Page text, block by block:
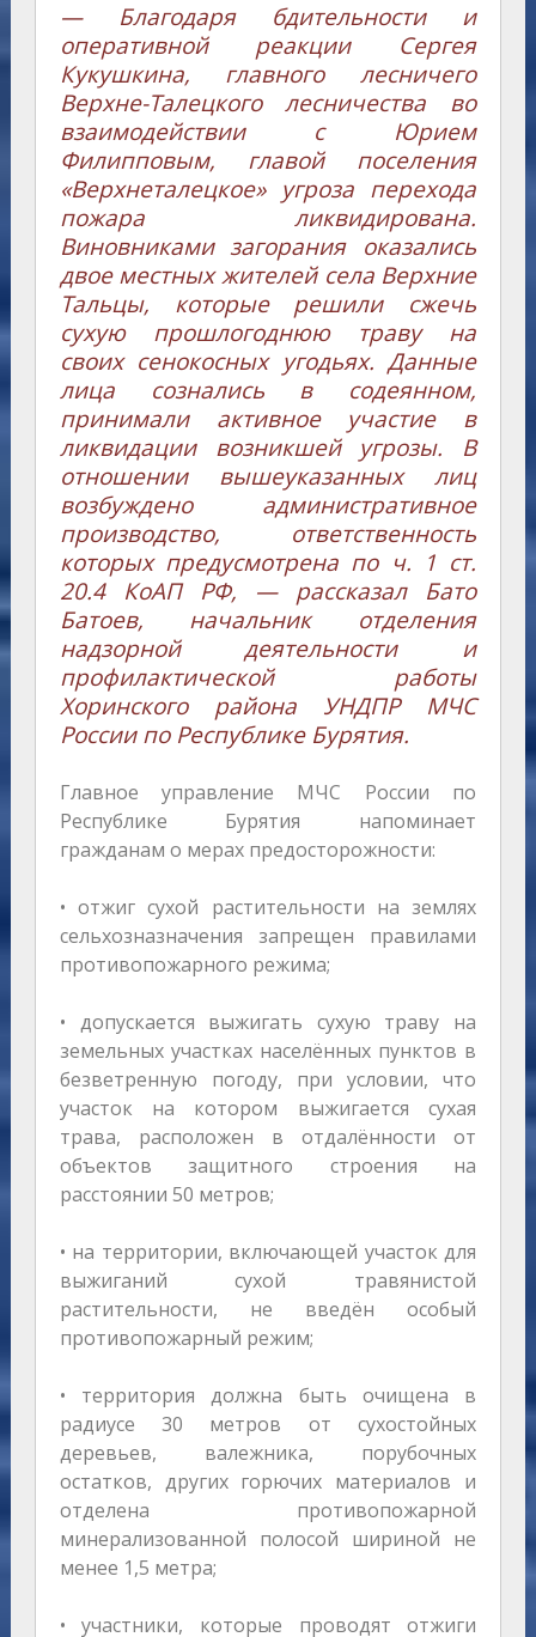
— Благодаря бдительности и
оперативной реакции Сергея
Кукушкина, главного лесничего
Верхне-Талецкого лесничества во
взаимодействии с Юрием
Филипповым, главой поселения
«Верхнеталецкое» угроза перехода
пожара ликвидирована.
Виновниками загорания оказались
двое местных жителей села Верхние
Тальцы, которые решили сжечь
сухую прошлогоднюю траву на
своих сенокосных угодьях. Данные
лица сознались в содеянном,
принимали активное участие в
ликвидации возникшей угрозы. В
отношении вышеуказанных лиц
возбуждено административное
производство, ответственность
которых предусмотрена по ч. 1 ст.
20.4 КоАП РФ, — рассказал Бато
Батоев, начальник отделения
надзорной деятельности и
профилактической работы
Хоринского района УНДПР МЧС
России по Республике Бурятия.
Главное управление МЧС России по
Республике Бурятия напоминает
гражданам о мерах предосторожности:
• отжиг сухой растительности на землях
сельхозназначения запрещен правилами
противопожарного режима;
• допускается выжигать сухую траву на
земельных участках населённых пунктов в
безветренную погоду, при условии, что
участок на котором выжигается сухая
трава, расположен в отдалённости от
объектов защитного строения на
расстоянии 50 метров;
• на территории, включающей участок для
выжиганий сухой травянистой
растительности, не введён особый
противопожарный режим;
• территория должна быть очищена в
радиусе 30 метров от сухостойных
деревьев, валежника, порубочных
остатков, других горючих материалов и
отделена противопожарной
минерализованной полосой шириной не
менее 1,5 метра;
• участники, которые проводят отжиги